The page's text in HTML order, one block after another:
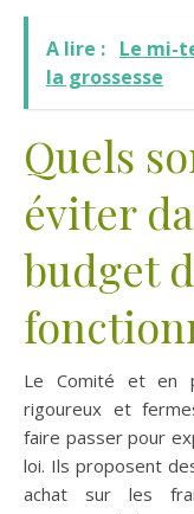
A lire : Le mi-
la grossesse
Quels
éviter
budget
Le Comité et en
rigoureux et
faire passer pour
loi. Ils proposent
achat sur les